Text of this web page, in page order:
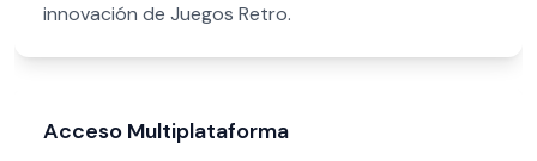
innovación de Juegos Retro.
Acceso Multiplataforma